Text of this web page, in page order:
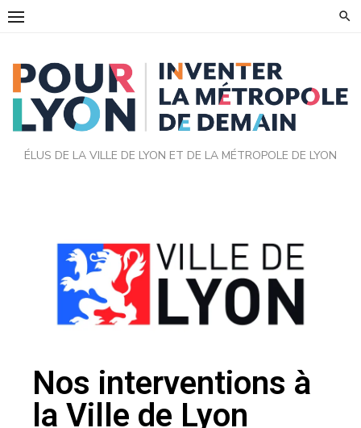
ÉLUS DE LA VILLE DE LYON ET DE LA MÉTROPOLE DE LYON
Nos interventions à
la Ville de Lyon